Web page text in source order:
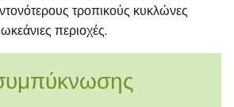
τροπικούς κυκλώνες
περιοχές.